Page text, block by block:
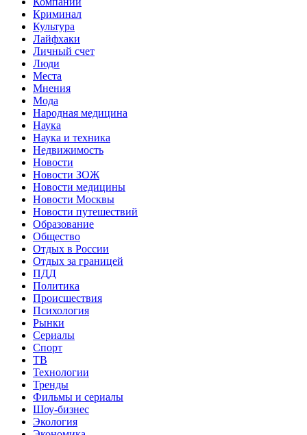
Криминал
Культура
Лайфхаки
Личный счет
Люди
Места
Мнения
Мода
Народная медицина
Наука
Наука и техника
Недвижимость
Новости
Новости ЗОЖ
Новости медицины
Новости Москвы
Новости путешествий
Образование
Общество
Отдых в России
Отдых за границей
ПДД
Политика
Происшествия
Психология
Рынки
Сериалы
Спорт
ТВ
Технологии
Тренды
Фильмы и сериалы
Шоу-бизнес
Экология